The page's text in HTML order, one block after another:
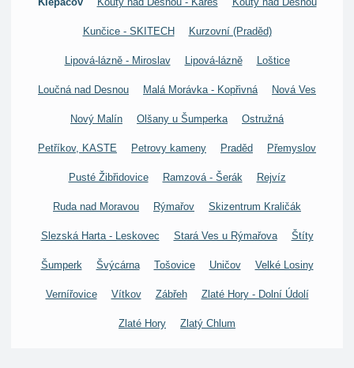
Kunčice - SKITECH Kurzovní (Praděd)
Lipová-lázně - Miroslav Lipová-lázně Loštice
Loučná nad Desnou Malá Morávka - Kopřivná Nová Ves
Nový Malín Olšany u Šumperka Ostružná
Petříkov, KASTE Petrovy kameny Praděd Přemyslov
Pusté Žibřidovice Ramzová - Šerák Rejvíz
Ruda nad Moravou Rýmařov Skizentrum Kraličák
Slezská Harta - Leskovec Stará Ves u Rýmařova Štíty
Šumperk Švýcárna Tošovice Uničov Velké Losiny
Vernířovice Vítkov Zábřeh Zlaté Hory - Dolní Údolí
Zlaté Hory Zlatý Chlum